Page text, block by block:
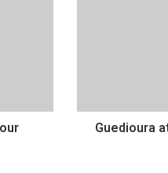
a
Guedioura